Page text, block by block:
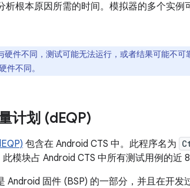
析根本原因所需的时间。模拟器的多个实例
硬件不同，测试可能无法运行，或者结果可能不
件不同。
计划 (dEQP)
包含在 Android CTS 中。此程序名为
模块占 Android CTS 中所有测试用例的近
Android 固件 (BSP) 的一部分，并且在开